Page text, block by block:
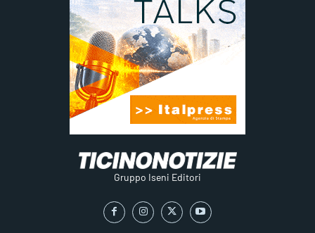
Gruppo Iseni Editori